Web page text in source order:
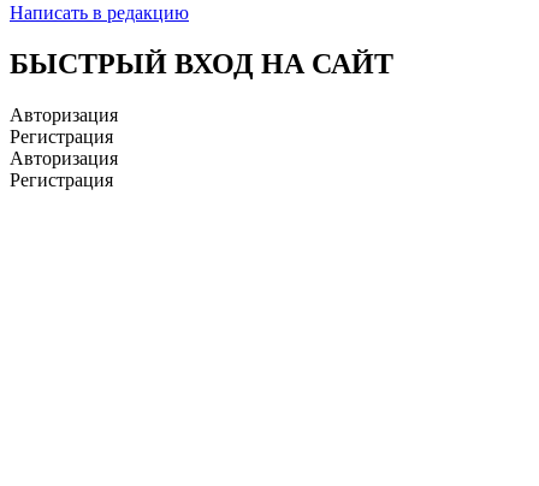
Написать в редакцию
БЫСТРЫЙ ВХОД НА САЙТ
Авторизация
Регистрация
Авторизация
Регистрация